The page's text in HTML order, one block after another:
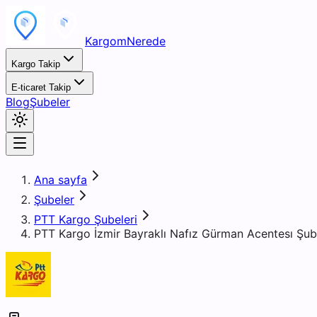
KargomNerede
Kargo Takip
E-ticaret Takip
BlogŞubeler
Ana sayfa
Şubeler
PTT Kargo Şubeleri
PTT Kargo İzmir Bayraklı Nafız Gürman Acentesı